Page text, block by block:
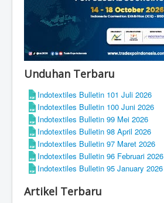
Unduhan Terbaru
Indotextiles Bulletin 101 Juli 2026
Indotextiles Bulletin 100 Juni 2026
Indotextiles Bulletin 99 Mei 2026
Indotextiles Bulletin 98 April 2026
Indotextiles Bulletin 97 Maret 2026
Indotextiles Bulletin 96 Februari 2026
Indotextiles Bulletin 95 January 2026
Artikel Terbaru